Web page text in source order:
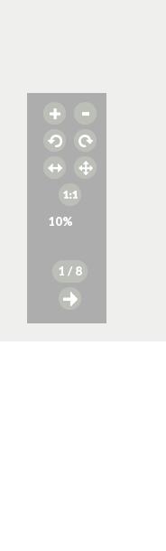
10%
1 / 8